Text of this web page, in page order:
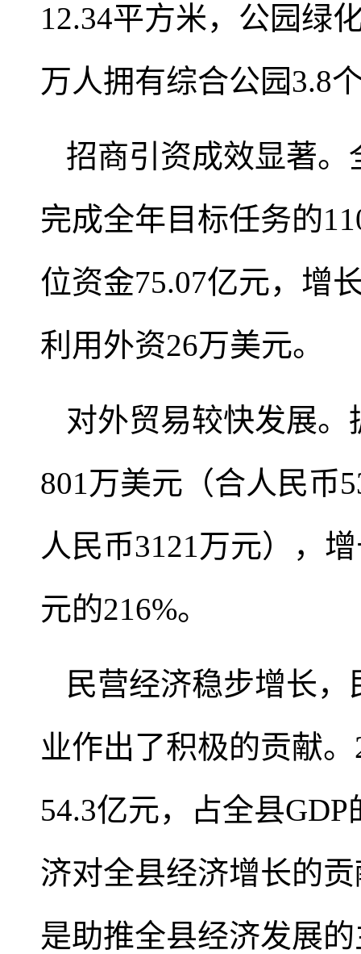
12.34平方米，公园绿
万人拥有综合公园3.8
招商引资成效显著。
完成全年目标任务的
位资金75.07亿元，增
利用外资26万美元。
对外贸易较快发展
801万美元（合人民币
人民币3121万元），
元的216%。
民营经济稳步增长
业作出了积极的贡献
54.3亿元，占全县
济对全县经济增长的
是助推全县经济发展